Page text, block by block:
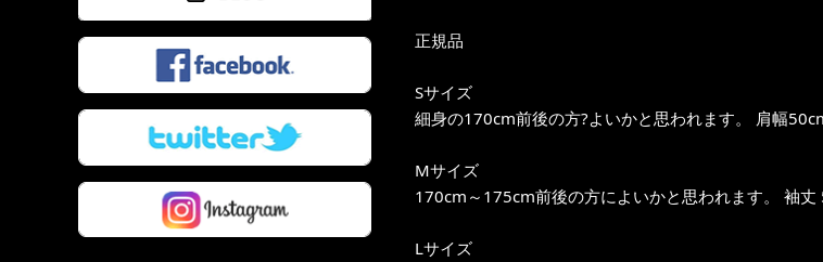
正規品
Sサイズ
細身の170cm前後の方?よいかと思われます。 肩幅
Mサイズ
170cm～175cm前後の方によいかと思われます。 袖
Lサイズ